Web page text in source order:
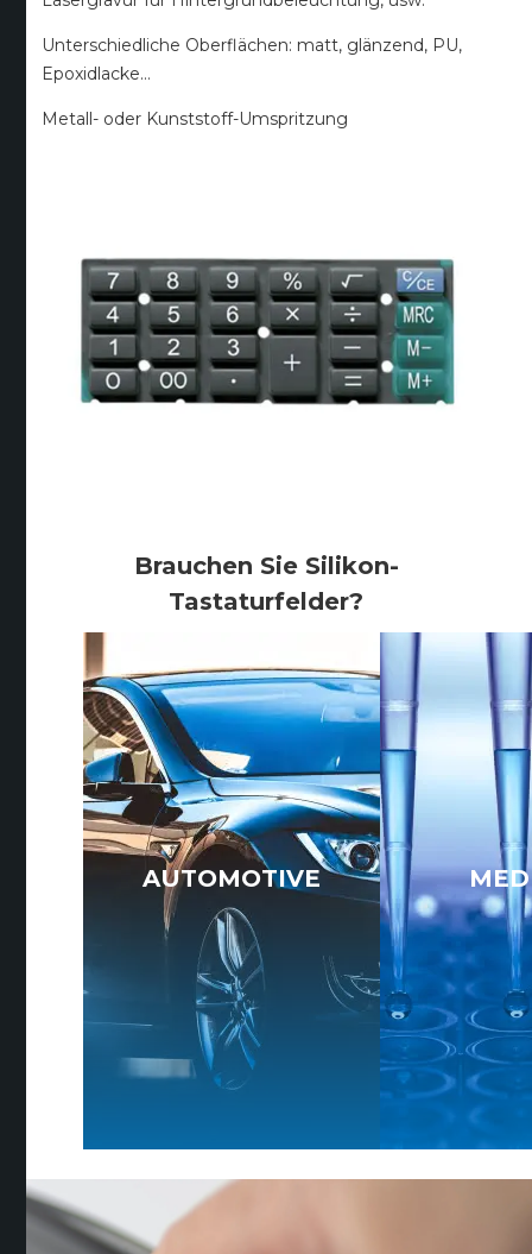
Unterschiedliche Oberflächen: matt, glänzend, PU,
Epoxidlacke…
Metall- oder Kunststoff-Umspritzung
Brauchen Sie Silikon-
Tastaturfelder?
AUTOMOTIVE